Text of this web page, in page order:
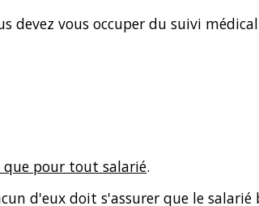
vous occuper du suivi
que pour tout salarié.
d'eux doit s'assurer que le